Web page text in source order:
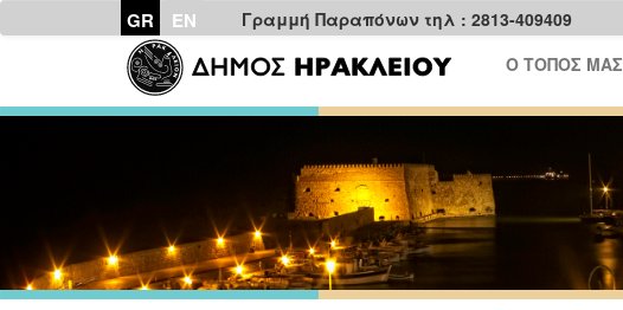
GR EN Γραμμή Παραπόνων τηλ : 2813-409409
Ο ΤΟΠΟΣ ΜΑΣ